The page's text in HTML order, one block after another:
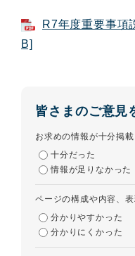
R7年度重要事項
B]
皆さまのご意見
お求めの情報が十分掲
十分だった
情報が足りなかった
ページの構成や内容、
分かりやすかった
分かりにくかった